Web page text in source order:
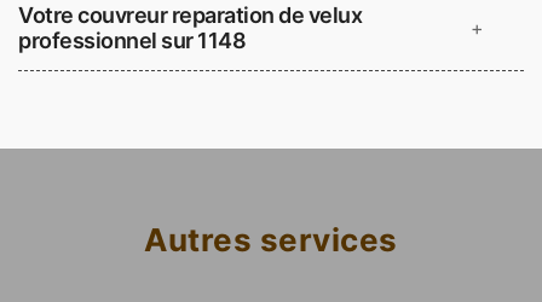
Votre couvreur reparation de velux
professionnel sur 1148
+
Autres services